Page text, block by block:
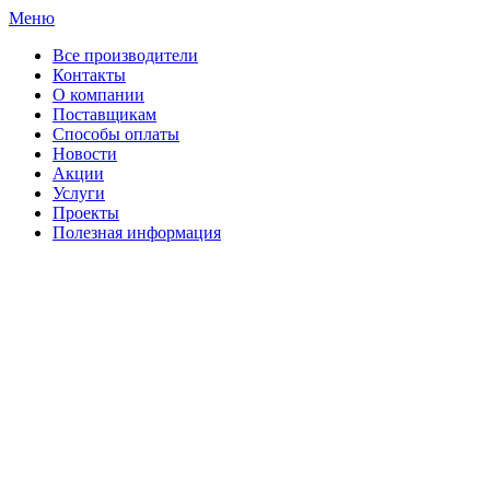
Меню
Все производители
Контакты
О компании
Поставщикам
Способы оплаты
Новости
Акции
Услуги
Проекты
Полезная информация